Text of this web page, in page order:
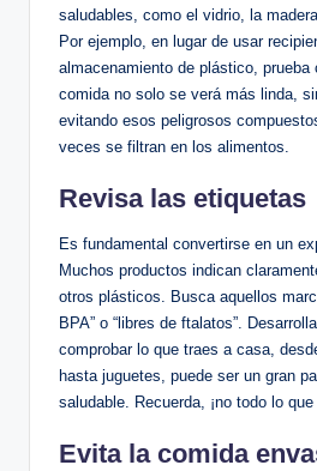
saludables, como el vidrio, la
Por ejemplo, en lugar de usar
almacenamiento de plástico,
comida no solo se verá más linda,
evitando esos peligrosos
veces se filtran en los alimentos.
Revisa las etiquetas
Es fundamental convertirse en un
Muchos productos indican
otros plásticos. Busca aquellos
BPA” o “libres de ftalatos”.
comprobar lo que traes a casa,
hasta juguetes, puede ser un gran
saludable. Recuerda, ¡no todo lo
Evita la comida